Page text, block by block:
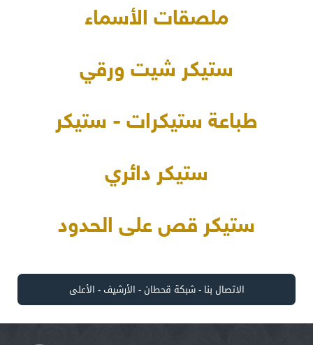
ملصقات الأسماء
ستيكر شيت ورقي
طباعة ستيكرات - ستيكر
ستيكر دائري
ستيكر قص على الحدود
الاتصال بنا -شبكة قحطان- الأرشيف- الأعلى